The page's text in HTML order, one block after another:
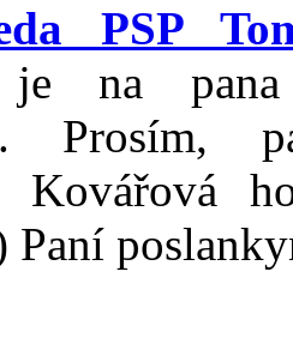
PSP
je na
Prosím,
Kovářová
Paní